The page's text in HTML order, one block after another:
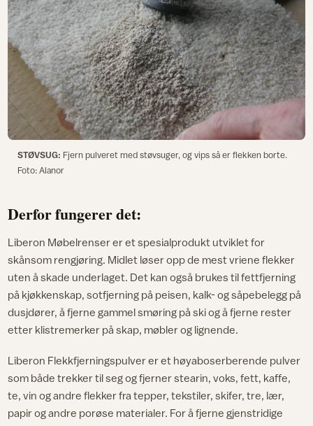
STØVSUG: Fjern pulveret med støvsuger, og vips så er flekken borte.
Foto: Alanor
Derfor fungerer det:
Liberon Møbelrenser er et spesialprodukt utviklet for
skånsom rengjøring. Midlet løser opp de mest vriene flekker
uten å skade underlaget. Det kan også brukes til fettfjerning
på kjøkkenskap, sotfjerning på peisen, kalk- og såpebelegg på
dusjdører, å fjerne gammel smøring på ski og å fjerne rester
etter klistremerker på skap, møbler og lignende.
Liberon Flekkfjerningspulver er et høyaboserberende pulver
som både trekker til seg og fjerner stearin, voks, fett, kaffe,
te, vin og andre flekker fra tepper, tekstiler, skifer, tre, lær,
papir og andre porøse materialer. For å fjerne gjenstridige